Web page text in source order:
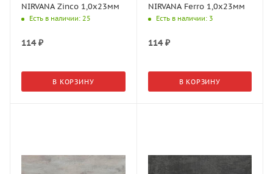
NIRVANA Zinco 1,0х23мм
Есть в наличии: 25
114₽
В КОРЗИНУ
NIRVANA Ferro 1,0х23мм
Есть в наличии: 3
114₽
В КОРЗИНУ